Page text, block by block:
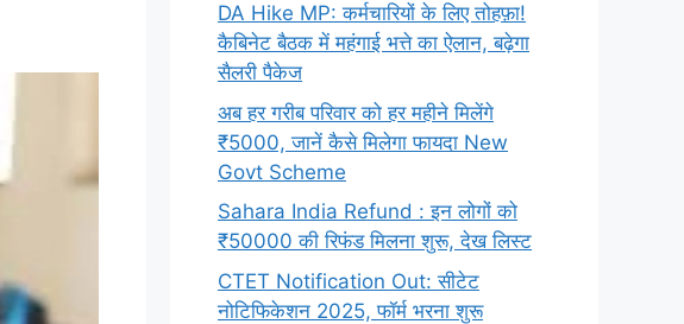
DA Hike MP: कर्मचारियों के लिए तोहफ़ा!
कैबिनेट बैठक में महंगाई भत्ते का ऐलान, बढ़ेगा
सैलरी पैकेज
अब हर गरीब परिवार को हर महीने मिलेंगे
₹5000, जानें कैसे मिलेगा फायदा New
Govt Scheme
Sahara India Refund : इन लोगों को
₹50000 की रिफंड मिलना शुरू, देख लिस्ट
CTET Notification Out: सीटेट
नोटिफिकेशन 2025, फॉर्म भरना शुरू